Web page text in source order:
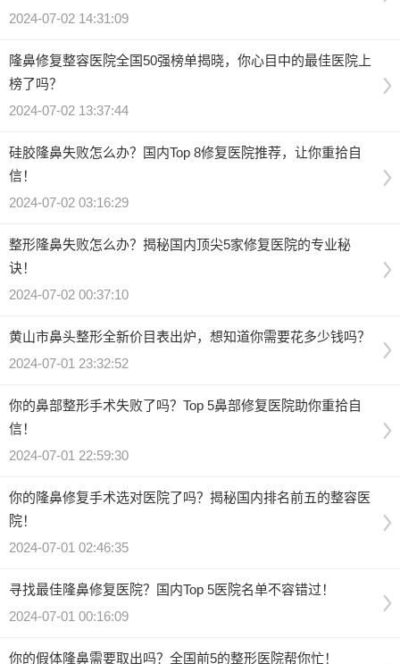
2024-07-02 14:31:09
隆鼻修复整容医院全国50强榜单揭晓，你心目中的最佳医院上
榜了吗？
2024-07-02 13:37:44
硅胶隆鼻失败怎么办？国内Top 8修复医院推荐，让你重拾自
信！
2024-07-02 03:16:29
整形隆鼻失败怎么办？揭秘国内顶尖5家修复医院的专业秘
诀！
2024-07-02 00:37:10
黄山市鼻头整形全新价目表出炉，想知道你需要花多少钱吗？
2024-07-01 23:32:52
你的鼻部整形手术失败了吗？Top 5鼻部修复医院助你重拾自
信！
2024-07-01 22:59:30
你的隆鼻修复手术选对医院了吗？揭秘国内排名前五的整容医
院！
2024-07-01 02:46:35
寻找最佳隆鼻修复医院？国内Top 5医院名单不容错过！
2024-07-01 00:16:09
你的假体隆鼻需要取出吗？全国前5的整形医院帮你忙！